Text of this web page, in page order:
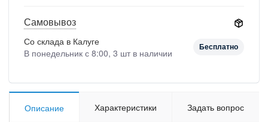
Самовывоз
Со склада в Калуге
В понедельник с 8:00, 3 шт в наличии
Бесплатно
Описание Характеристики Задать вопрос